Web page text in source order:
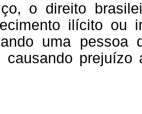
o direito
ilícito ou
uma pessoa
causando prejuízo